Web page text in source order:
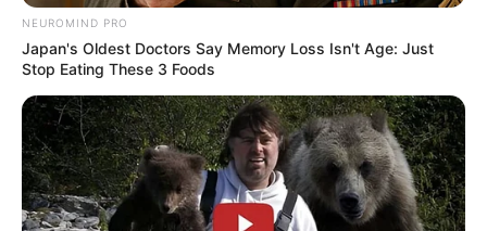
NEUROMIND PRO
Japan's Oldest Doctors Say Memory Loss Isn't Age: Just
Stop Eating These 3 Foods